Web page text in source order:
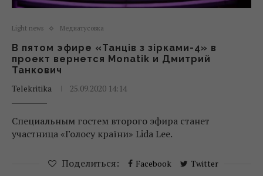
Light news Медиатусовка
В пятом эфире «Танців з зірками-4» в
проект вернется Monatik и Дмитрий
Танкович
Telekritika
25.09.2020 14:14
Специальным гостем второго эфира станет
участница «Голосу країни» Lida Lee.
Поделиться: Facebook Twitter